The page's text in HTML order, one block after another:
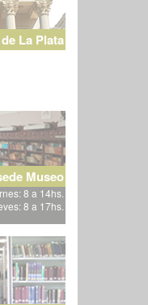
La Plata
Museo
8 a 14hs.
8 a 17hs.